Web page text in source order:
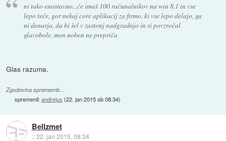
ni tako enostavno...če imaš 100 računalnikov na win 8.1 in vse
lepo teče, gor nekaj core aplikacij za firmo, ki vse lepo delajo, ga
ni denarja, da bi šel v zastonj nadgradnjo in si povzročal
glavobole, men noben ne prepriča
Glas razuma.
Zgodovina sprememb…
spremenil:andrejus (22. jan 2015 ob 08:34)
Bellzmet
::22. jan 2015, 08:34